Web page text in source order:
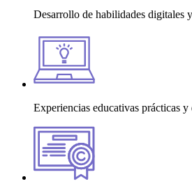
Desarrollo de habilidades digitales
Experiencias educativas prácticas y